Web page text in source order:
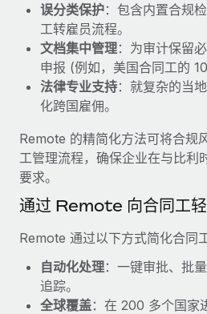
了解更多
误分类保护：包含内置合规
工转雇员流程。
文档集中管理：为审计保留
申报 (例如，美国合同工的
法律专业支持：就复杂的当
化跨国雇佣。
Remote 的精简化方法可将合规
工管理流程，确保企业在与比利
要求。
通过 Remote 向合同工
Remote 通过以下方式简化合同
自动化处理：一键审批、批
追踪。
全球覆盖：在 200 多个国家